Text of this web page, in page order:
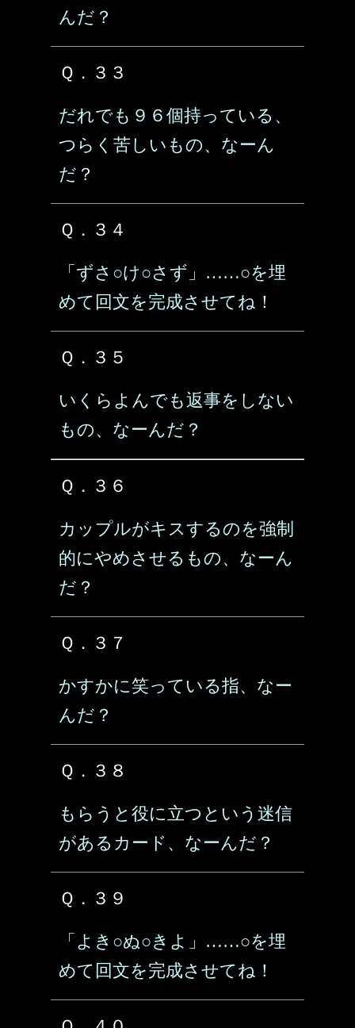
んだ？
Ｑ．３３
だれでも９６個持っている、
つらく苦しいもの、なーん
だ？
Ｑ．３４
「ずさ○け○さず」……○を埋
めて回文を完成させてね！
Ｑ．３５
いくらよんでも返事をしない
もの、なーんだ？
Ｑ．３６
カップルがキスするのを強制
的にやめさせるもの、なーん
だ？
Ｑ．３７
かすかに笑っている指、なー
んだ？
Ｑ．３８
もらうと役に立つという迷信
があるカード、なーんだ？
Ｑ．３９
「よき○ぬ○きよ」……○を埋
めて回文を完成させてね！